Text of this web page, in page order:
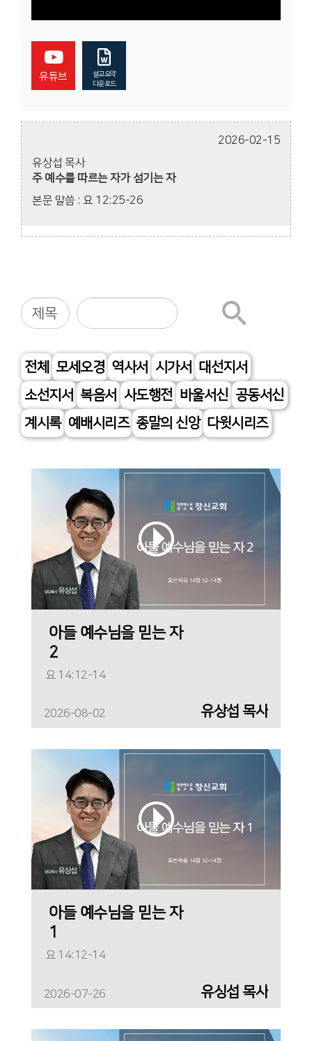
유튜브
설교요약
다운로드
2026-02-15
유상섭 목사
주 예수를 따르는 자가 섬기는 자
본문 말씀 : 요 12:25-26
전체 모세오경 역사서 시가서 대선지서
소선지서 복음서 사도행전 바울서신 공동서신
계시록 예배시리즈 종말의 신앙 다윗시리즈
아들 예수님을 믿는 자
2
요 14:12-14
2026-08-02 유상섭 목사
아들 예수님을 믿는 자
1
요 14:12-14
2026-07-26 유싱섭 목사